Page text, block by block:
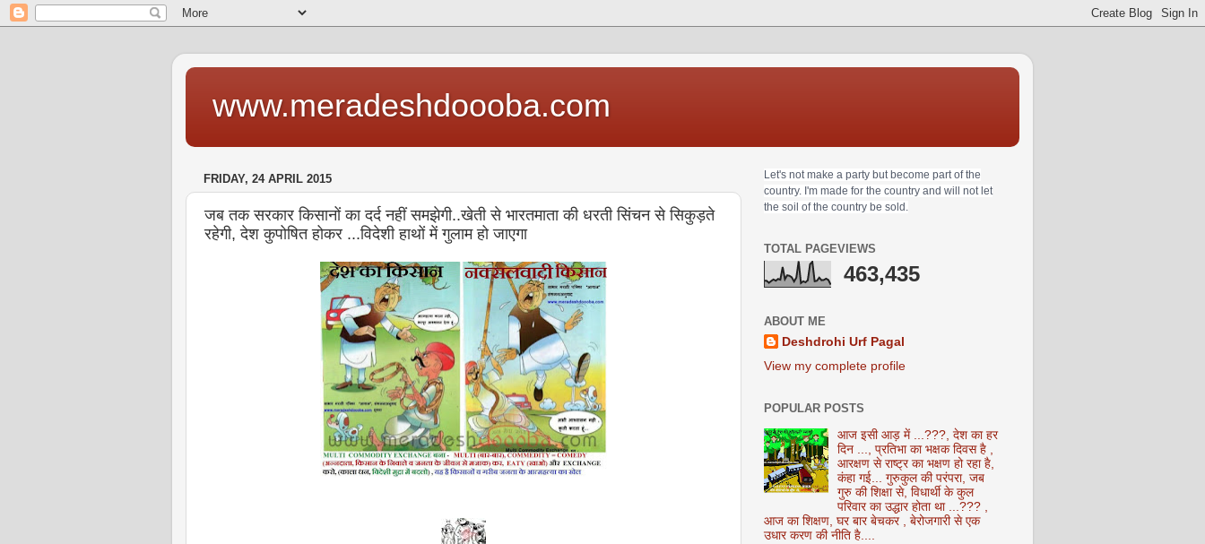
www.meradeshdoooba.com
FRIDAY, 24 APRIL 2015
जब तक सरकार किसानों का दर्द नहीं समझेगी..खेती से भारतमाता की धरती सिंचन से सिकुड़ते
रहेगी, देश कुपोषित होकर ...विदेशी हाथों में गुलाम हो जाएगा
Let's not make a party but become part of the
country. I'm made for the country and will not let
the soil of the country be sold.
TOTAL PAGEVIEWS
463,435
ABOUT ME
Deshdrohi Urf Pagal
View my complete profile
POPULAR POSTS
आज इसी आड़ में ...???, देश का हर
दिन ..., प्रतिभा का भक्षक दिवस है ,
आरक्षण से राष्ट्र का भक्षण हो रहा है,
कंहा गई... गुरुकुल की परंपरा, जब
गुरु की शिक्षा से, विधार्थी के कुल
परिवार का उद्धार होता था ...??? ,
आज का शिक्षण, घर बार बेचकर , बेरोजगारी से एक
उधार करण की नीति है....